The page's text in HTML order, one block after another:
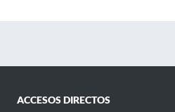
ACCESOS DIRECTOS